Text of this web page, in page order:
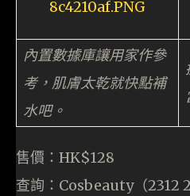
內置數據庫讓用家作參
考，肌膚太乾就快點補
水吧。
售價：HK$128
查詢：Cosbeauty（2312